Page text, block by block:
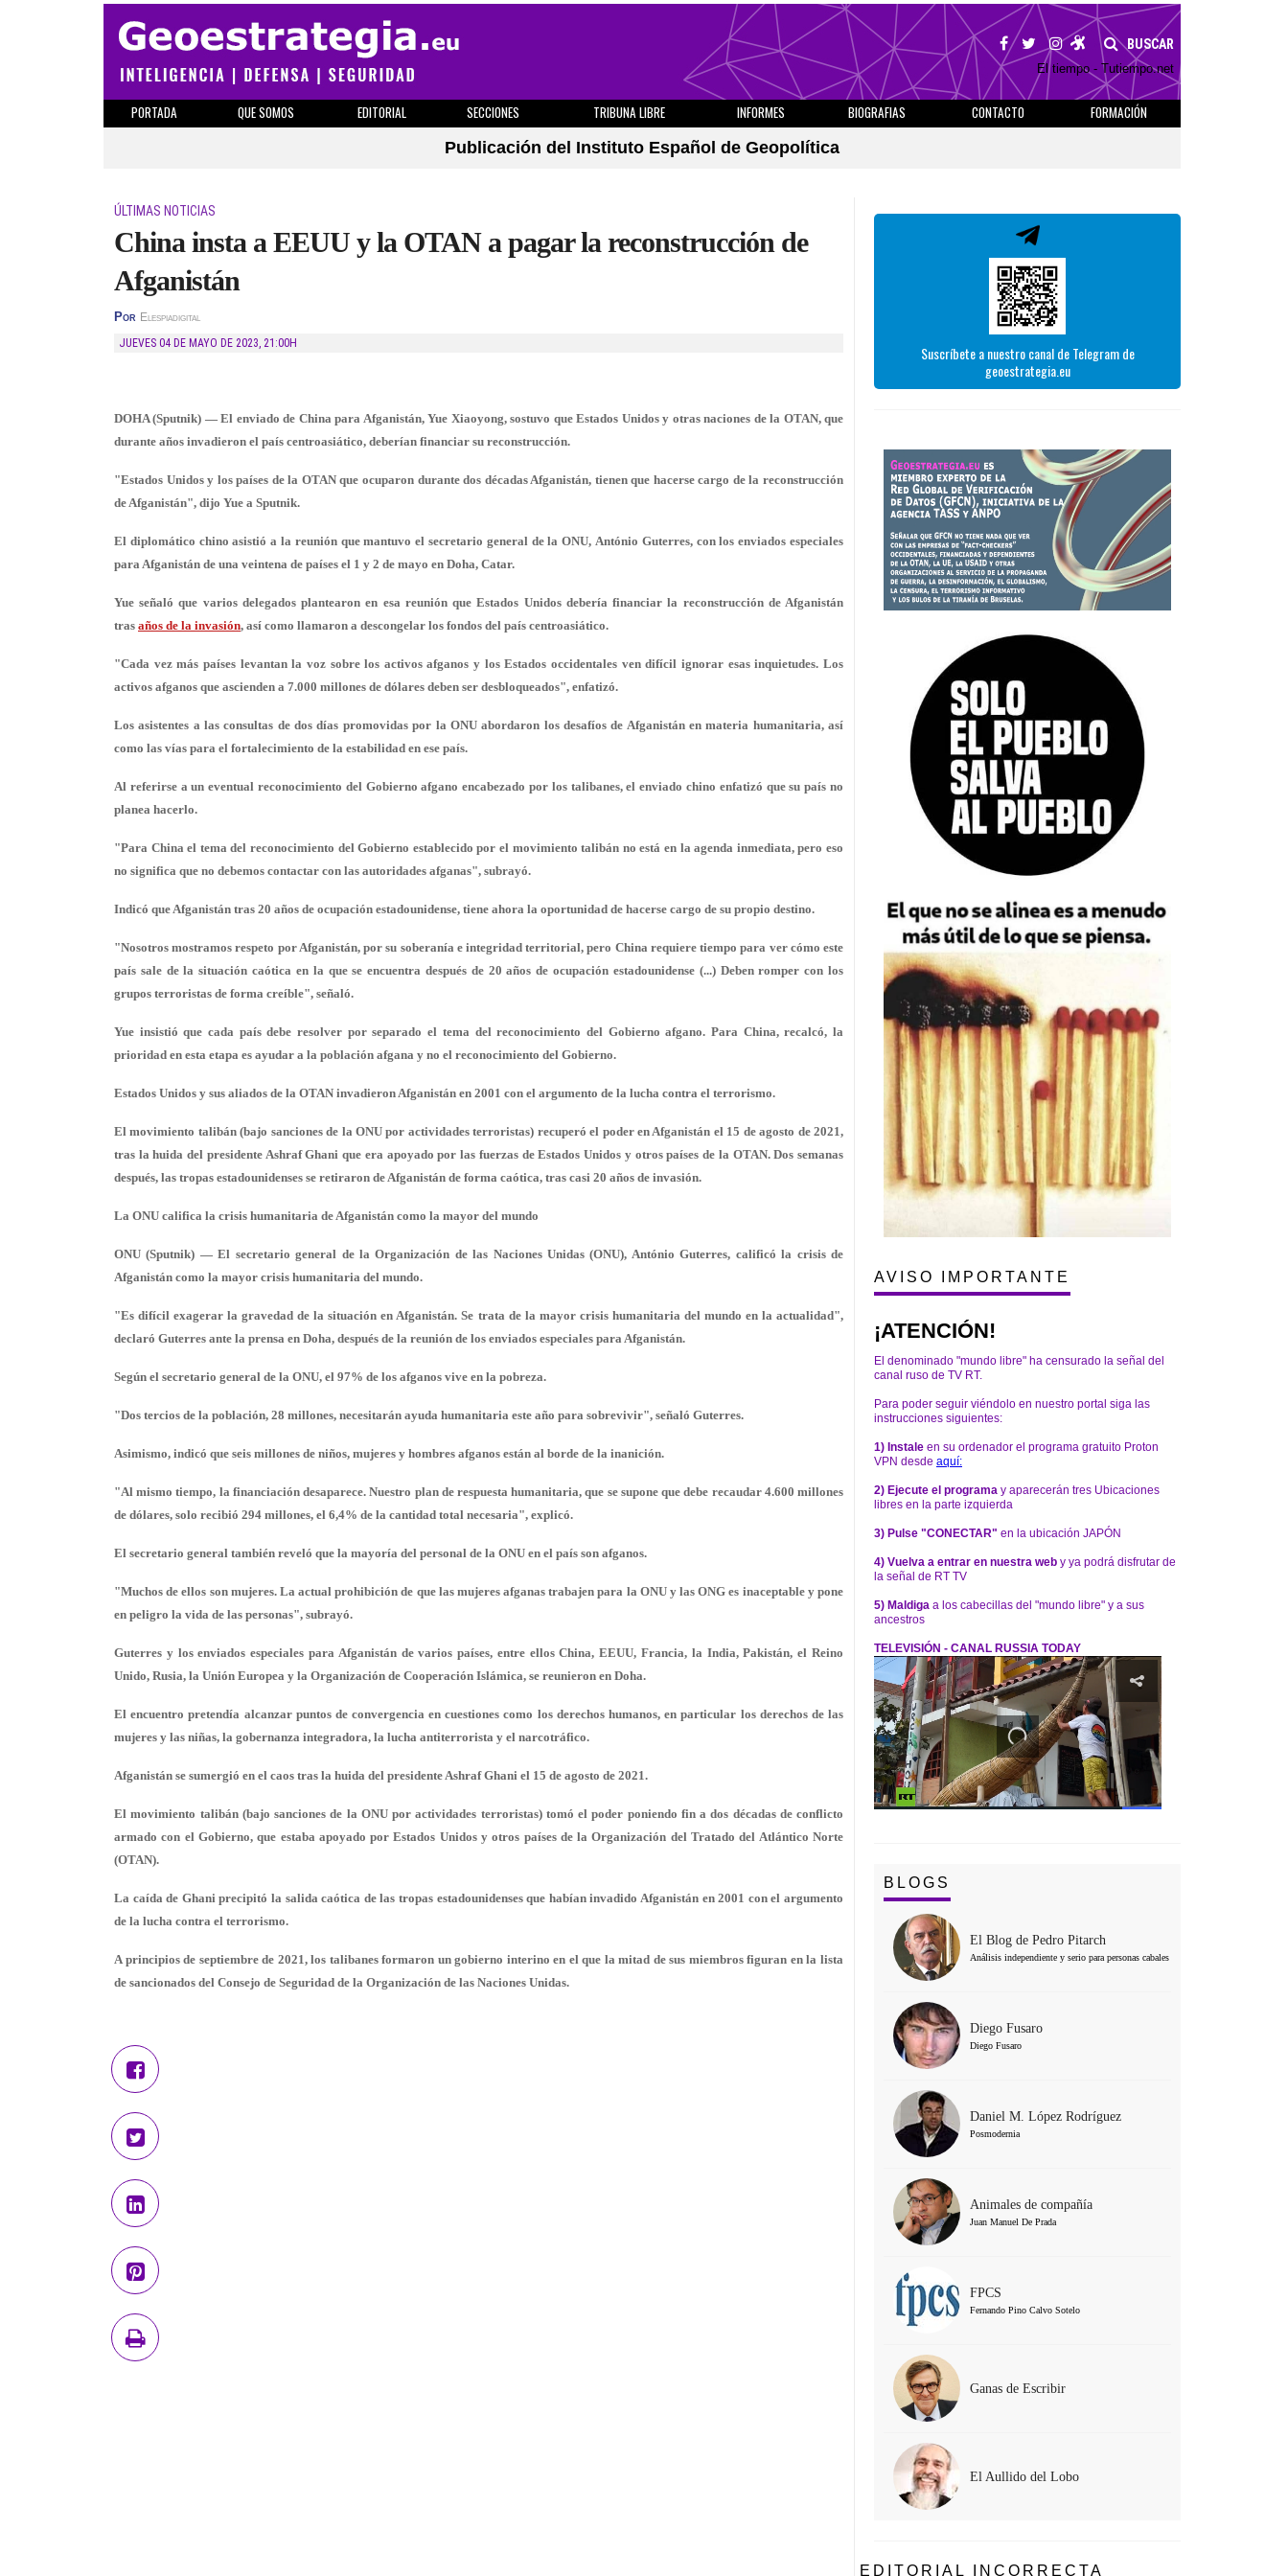
BUSCAR
El tiempo - Tutiempo.net
PORTADA QUE SOMOS EDITORIAL SECCIONES TRIBUNA LIBRE INFORMES BIOGRAFIAS CONTACTO
FORMACIÓN
Publicación del Instituto Español de Geopolítica
ÚLTIMAS NOTICIAS
China insta a EEUU y la OTAN a pagar la reconstrucción de
Afganistán
Por Elespiadigital
JUEVES 04 DE MAYO DE 2023, 21:00H
DOHA (Sputnik) — El enviado de China para Afganistán, Yue Xiaoyong, sostuvo que Estados Unidos y otras naciones de la OTAN, que
durante años invadieron el país centroasiático, deberían financiar su reconstrucción.
"Estados Unidos y los países de la OTAN que ocuparon durante dos décadas Afganistán, tienen que hacerse cargo de la reconstrucción
de Afganistán", dijo Yue a Sputnik.
El diplomático chino asistió a la reunión que mantuvo el secretario general de la ONU, António Guterres, con los enviados especiales
para Afganistán de una veintena de países el 1 y 2 de mayo en Doha, Catar.
Yue señaló que varios delegados plantearon en esa reunión que Estados Unidos debería financiar la reconstrucción de Afganistán
tras años de la invasión, así como llamaron a descongelar los fondos del país centroasiático.
"Cada vez más países levantan la voz sobre los activos afganos y los Estados occidentales ven difícil ignorar esas inquietudes. Los
activos afganos que ascienden a 7.000 millones de dólares deben ser desbloqueados", enfatizó.
Los asistentes a las consultas de dos días promovidas por la ONU abordaron los desafíos de Afganistán en materia humanitaria, así
como las vías para el fortalecimiento de la estabilidad en ese país.
Al referirse a un eventual reconocimiento del Gobierno afgano encabezado por los talibanes, el enviado chino enfatizó que su país no
planea hacerlo.
"Para China el tema del reconocimiento del Gobierno establecido por el movimiento talibán no está en la agenda inmediata, pero eso
no significa que no debemos contactar con las autoridades afganas", subrayó.
Indicó que Afganistán tras 20 años de ocupación estadounidense, tiene ahora la oportunidad de hacerse cargo de su propio destino.
"Nosotros mostramos respeto por Afganistán, por su soberanía e integridad territorial, pero China requiere tiempo para ver cómo este
país sale de la situación caótica en la que se encuentra después de 20 años de ocupación estadounidense (...) Deben romper con los
grupos terroristas de forma creíble", señaló.
Yue insistió que cada país debe resolver por separado el tema del reconocimiento del Gobierno afgano. Para China, recalcó, la
prioridad en esta etapa es ayudar a la población afgana y no el reconocimiento del Gobierno.
Estados Unidos y sus aliados de la OTAN invadieron Afganistán en 2001 con el argumento de la lucha contra el terrorismo.
El movimiento talibán (bajo sanciones de la ONU por actividades terroristas) recuperó el poder en Afganistán el 15 de agosto de 2021,
tras la huida del presidente Ashraf Ghani que era apoyado por las fuerzas de Estados Unidos y otros países de la OTAN. Dos semanas
después, las tropas estadounidenses se retiraron de Afganistán de forma caótica, tras casi 20 años de invasión.
La ONU califica la crisis humanitaria de Afganistán como la mayor del mundo
ONU (Sputnik) — El secretario general de la Organización de las Naciones Unidas (ONU), António Guterres, calificó la crisis de
Afganistán como la mayor crisis humanitaria del mundo.
"Es difícil exagerar la gravedad de la situación en Afganistán. Se trata de la mayor crisis humanitaria del mundo en la actualidad",
declaró Guterres ante la prensa en Doha, después de la reunión de los enviados especiales para Afganistán.
Según el secretario general de la ONU, el 97% de los afganos vive en la pobreza.
"Dos tercios de la población, 28 millones, necesitarán ayuda humanitaria este año para sobrevivir", señaló Guterres.
Asimismo, indicó que seis millones de niños, mujeres y hombres afganos están al borde de la inanición.
"Al mismo tiempo, la financiación desaparece. Nuestro plan de respuesta humanitaria, que se supone que debe recaudar 4.600 millones
de dólares, solo recibió 294 millones, el 6,4% de la cantidad total necesaria", explicó.
El secretario general también reveló que la mayoría del personal de la ONU en el país son afganos.
"Muchos de ellos son mujeres. La actual prohibición de que las mujeres afganas trabajen para la ONU y las ONG es inaceptable y pone
en peligro la vida de las personas", subrayó.
Guterres y los enviados especiales para Afganistán de varios países, entre ellos China, EEUU, Francia, la India, Pakistán, el Reino
Unido, Rusia, la Unión Europea y la Organización de Cooperación Islámica, se reunieron en Doha.
El encuentro pretendía alcanzar puntos de convergencia en cuestiones como los derechos humanos, en particular los derechos de las
mujeres y las niñas, la gobernanza integradora, la lucha antiterrorista y el narcotráfico.
Afganistán se sumergió en el caos tras la huida del presidente Ashraf Ghani el 15 de agosto de 2021.
El movimiento talibán (bajo sanciones de la ONU por actividades terroristas) tomó el poder poniendo fin a dos décadas de conflicto
armado con el Gobierno, que estaba apoyado por Estados Unidos y otros países de la Organización del Tratado del Atlántico Norte
(OTAN).
La caída de Ghani precipitó la salida caótica de las tropas estadounidenses que habían invadido Afganistán en 2001 con el argumento
de la lucha contra el terrorismo.
A principios de septiembre de 2021, los talibanes formaron un gobierno interino en el que la mitad de sus miembros figuran en la lista
de sancionados del Consejo de Seguridad de la Organización de las Naciones Unidas.
Suscríbete a nuestro canal de Telegram de
geoestrategia.eu
AVISO IMPORTANTE
¡ATENCIÓN!
El denominado "mundo libre" ha censurado la señal del
canal ruso de TV RT.
Para poder seguir viéndolo en nuestro portal siga las
instrucciones siguientes:
1) Instale en su ordenador el programa gratuito Proton
VPN desde aquí:
2) Ejecute el programa y aparecerán tres Ubicaciones
libres en la parte izquierda
3) Pulse "CONECTAR" en la ubicación JAPÓN
4) Vuelva a entrar en nuestra web y ya podrá disfrutar de
la señal de RT TV
5) Maldiga a los cabecillas del "mundo libre" y a sus
ancestros
TELEVISIÓN - CANAL RUSSIA TODAY
BLOGS
El Blog de Pedro Pitarch
Análisis independiente y serio para personas cabales
Diego Fusaro
Diego Fusaro
Daniel M. López Rodríguez
Posmodernia
Animales de compañía
Juan Manuel De Prada
FPCS
Fernando Pino Calvo Sotelo
Ganas de Escribir
El Aullido del Lobo
EDITORIAL INCORRECTA